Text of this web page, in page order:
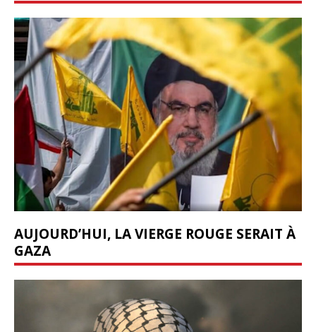
AUJOURD’HUI, LA VIERGE ROUGE SERAIT À
GAZA